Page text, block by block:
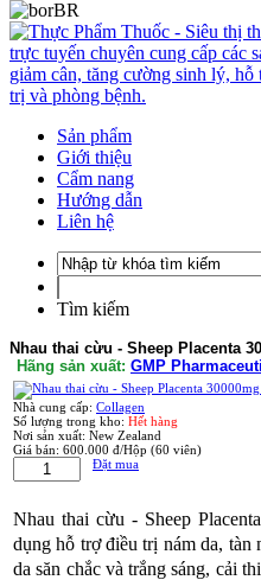
Sản phẩm
Giới thiệu
Cẩm nang
Hướng dẫn
Liên hệ
Tìm kiếm
Nhau thai cừu - Sheep Placenta
Hãng sản xuất: GMP
Nhà cung cấp: Collagen
Số lượng trong kho: Hết hàng
Nơi sản xuất: New Zealand
Giá bán: 600.000 đ/Hộp (60 viên)
Đặt mua
Nhau thai cừu - Sheep
dụng hỗ trợ điều trị nám da, tàn
da săn chắc và trắng sáng, cải